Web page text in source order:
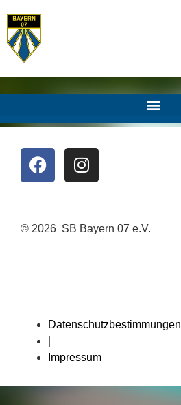
© 2026 SB Bayern 07 e.V.
Datenschutzbestimmungen
Impressum